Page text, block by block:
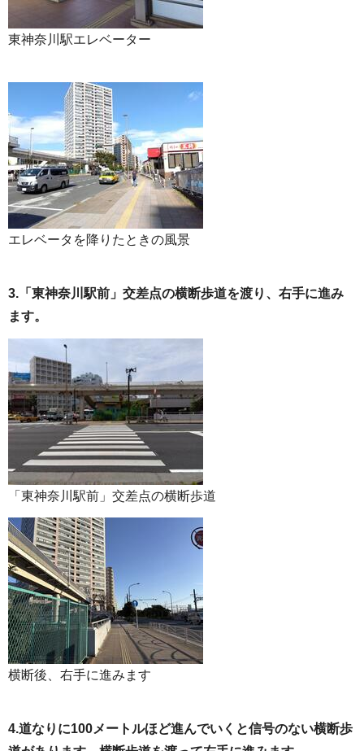
東神奈川駅エレベーター
エレベータを降りたときの風景
3.「東神奈川駅前」交差点の横断歩道を渡り、右手に進み
ます。
「東神奈川駅前」交差点の横断歩道
横断後、右手に進みます
4.道なりに100メートルほど進んでいくと信号のない横断歩